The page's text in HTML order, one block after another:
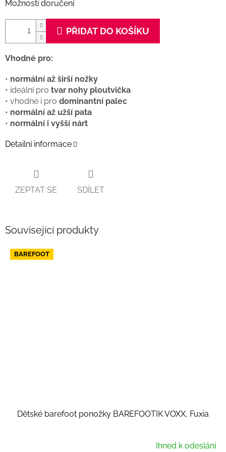
Možnosti doručení
PŘIDAT DO KOŠÍKU
Vhodné pro:
• normální až širší nožky
• ideální pro tvar nohy ploutvička
• vhodné i pro dominantní palec
• normální až užší pata
• normální i vyšší nárt
Detailní informace
ZEPTAT SE SDÍLET
Související produkty
BAREFOOT
Dětské barefoot ponožky BAREFOOTIK VOXX, Fuxia
Ihned k odeslání